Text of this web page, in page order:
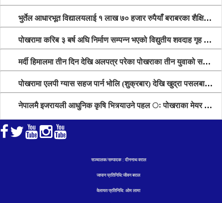
भुर्तेल आधारभूत विद्यालयलाई १ लाख ७० हजार रुपैयाँ बराबरका शैक्षिक सामग्री हस्तान्तरण
पोखरामा करिब ३ बर्ष अघि निर्माण सम्पन्न भएको विद्युतीय शवदाह गृह अझै संचालनमा आउन सकेन, तत्काल संचालन गर्न स्थानियको माग
मर्दी हिमालमा तीन दिन देखि अलपत्र परेका पोखराका तीन युवाको सशस्त्र प्रहरी सहितको टोलीको साहसिक उद्धार
पोखरामा एलपी ग्यास सहज पार्न भोलि (शुक्रबार) देखि खुद्रा पसलबाटै बिक्रि वितरण हुने, स्टोर नगर्न आग्रह
नेपालमै इजरायली आधुनिक कृषि भित्र्याउने पहल ः पोखराका मेयर धनराज आचार्य र इजरायली राजदूतबीच सहकार्य विस्तारको संकेत
सञ्चालक/सम्पादक : दीननाथ वराल
जापान प्रतिनिधि:जीवन बराल
वेलायत प्रतिनिधि: ओम लामा